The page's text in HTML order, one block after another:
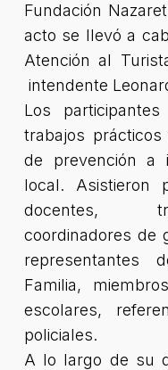
Fundación
acto se llevó a
Atención al
intendente
Los
trabajos
de prevención a
local. Asistieron
docentes,
coordinadores de
representantes
Familia,
escolares,
policiales.
A lo largo de su